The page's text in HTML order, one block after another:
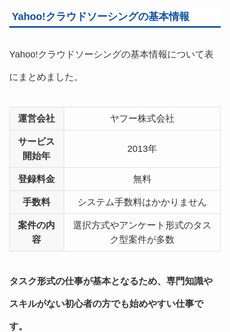
Yahoo!クラウドソーシングの基本情報
Yahoo!クラウドソーシングの基本情報について表
にまとめました。
運営会社 ヤフー株式会社
サービス
開始年
2013年
登録料金 無料
手数料 システム手数料はかかりません
案件の内
容
選択方式やアンケート形式のタス
ク型案件が多数
タスク形式の仕事が基本となるため、専門知識や
スキルがない初心者の方でも始めやすい仕事で
す。